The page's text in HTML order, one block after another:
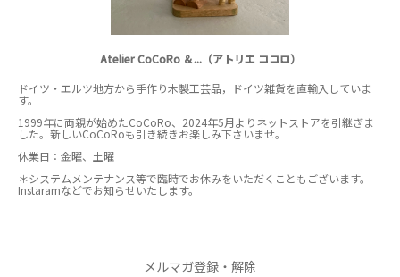
Atelier CoCoRo ＆...（アトリエ ココロ）
ドイツ・エルツ地方から手作り木製工芸品，ドイツ雑貨を直輸入していま
す。
1999年に両親が始めたCoCoRo、2024年5月よりネットストアを引継ぎま
した。新しいCoCoRoも引き続きお楽しみ下さいませ。
休業日：金曜、土曜
＊システムメンテナンス等で臨時でお休みをいただくこともございます。
Instaramなどでお知らせいたします。
メルマガ登録・解除